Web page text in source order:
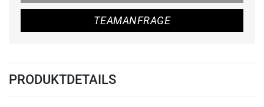
TEAMANFRAGE
PRODUKTDETAILS